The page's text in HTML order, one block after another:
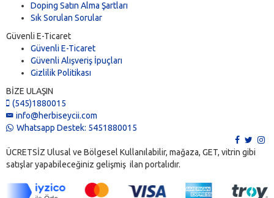
Doping Satın Alma Şartları
Sık Sorulan Sorular
Güvenli E-Ticaret
Güvenli E-Ticaret
Güvenli Alışveriş İpuçları
Gizlilik Politikası
BİZE ULAŞIN
(545)1880015
info@herbiseycii.com
Whatsapp Destek: 5451880015
ÜCRETSİZ Ulusal ve Bölgesel Kullanılabilir, mağaza, GET, vitrin gibi
satışlar yapabileceğiniz gelişmiş ilan portalıdır.